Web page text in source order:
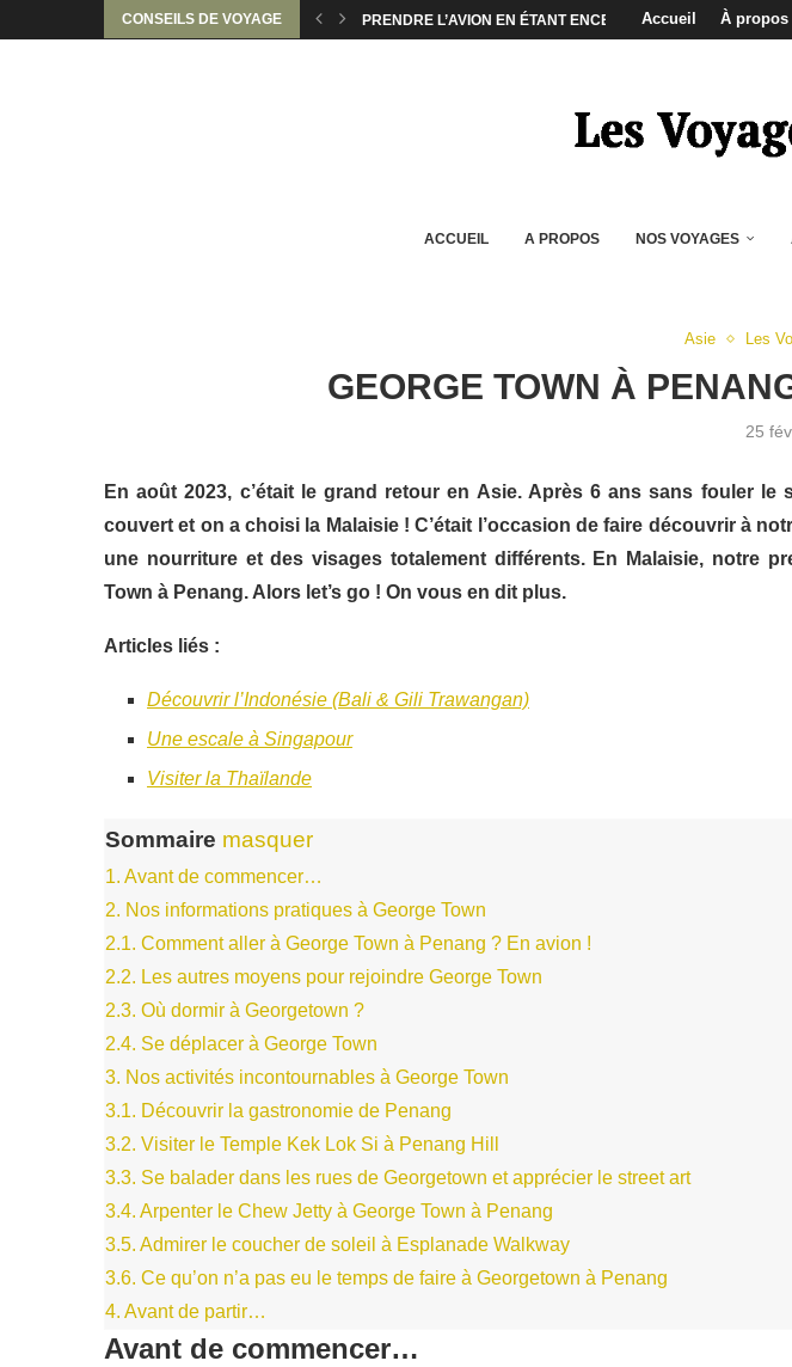
CONSEILS DE VOYAGE COMMENT VOYAGER EN COUPLE SANS S’ENTRETUER ?
Accueil À propos
ACCUEIL A PROPOS NOS VOYAGES
Asie Les
GEORGE TOWN À
25
En août 2023, c’était le grand retour en Asie. Après 6 ans sans fouler le
couvert et on a choisi la Malaisie ! C’était l’occasion de faire découvrir à
une nourriture et des visages totalement différents. En Malaisie, notre
Town à Penang. Alors let’s go ! On vous en dit plus.
Articles liés :
Découvrir l’Indonésie (Bali & Gili Trawangan)
Une escale à Singapour
Visiter la Thaïlande
Sommaire masquer
1. Avant de commencer…
2. Nos informations pratiques à George Town
2.1. Comment aller à George Town à Penang ? En avion !
2.2. Les autres moyens pour rejoindre George Town
2.3. Où dormir à Georgetown ?
2.4. Se déplacer à George Town
3. Nos activités incontournables à George Town
3.1. Découvrir la gastronomie de Penang
3.2. Visiter le Temple Kek Lok Si à Penang Hill
3.3. Se balader dans les rues de Georgetown et apprécier le street art
3.4. Arpenter le Chew Jetty à George Town à Penang
3.5. Admirer le coucher de soleil à Esplanade Walkway
3.6. Ce qu’on n’a pas eu le temps de faire à Georgetown à Penang
4. Avant de partir…
Avant de commencer…